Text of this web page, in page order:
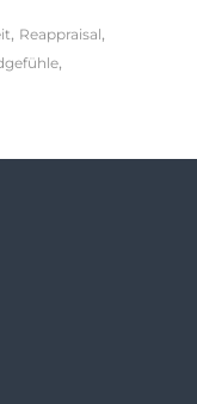
, Reappraisal,
,